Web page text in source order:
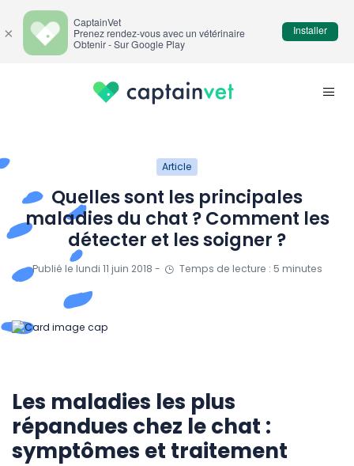
Article
Quelles sont les principales
maladies du chat ? Comment les
détecter et les soigner ?
Publié le lundi 11 juin 2018 - Temps de lecture : 5 minutes
Les maladies les plus
répandues chez le chat :
symptômes et traitement
×
CaptainVet
Prenez rendez-vous avec un vétérinaire
Obtenir - Sur Google Play
Installer